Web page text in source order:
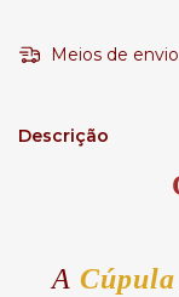
Meios de envio
Descrição
A Cúpula